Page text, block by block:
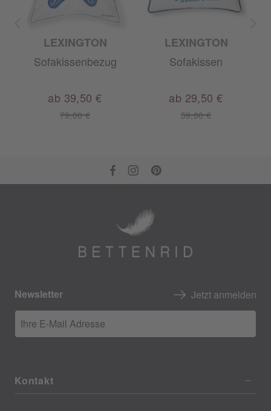
LEXINGTON
Sofakissenbezug
79,00 €
ab 39,50 €
LEXINGTON
Sofakissen
59,00 €
ab 29,50 €
Newsletter Jetzt anmelden
Ihre E-Mail Adresse
Kontakt